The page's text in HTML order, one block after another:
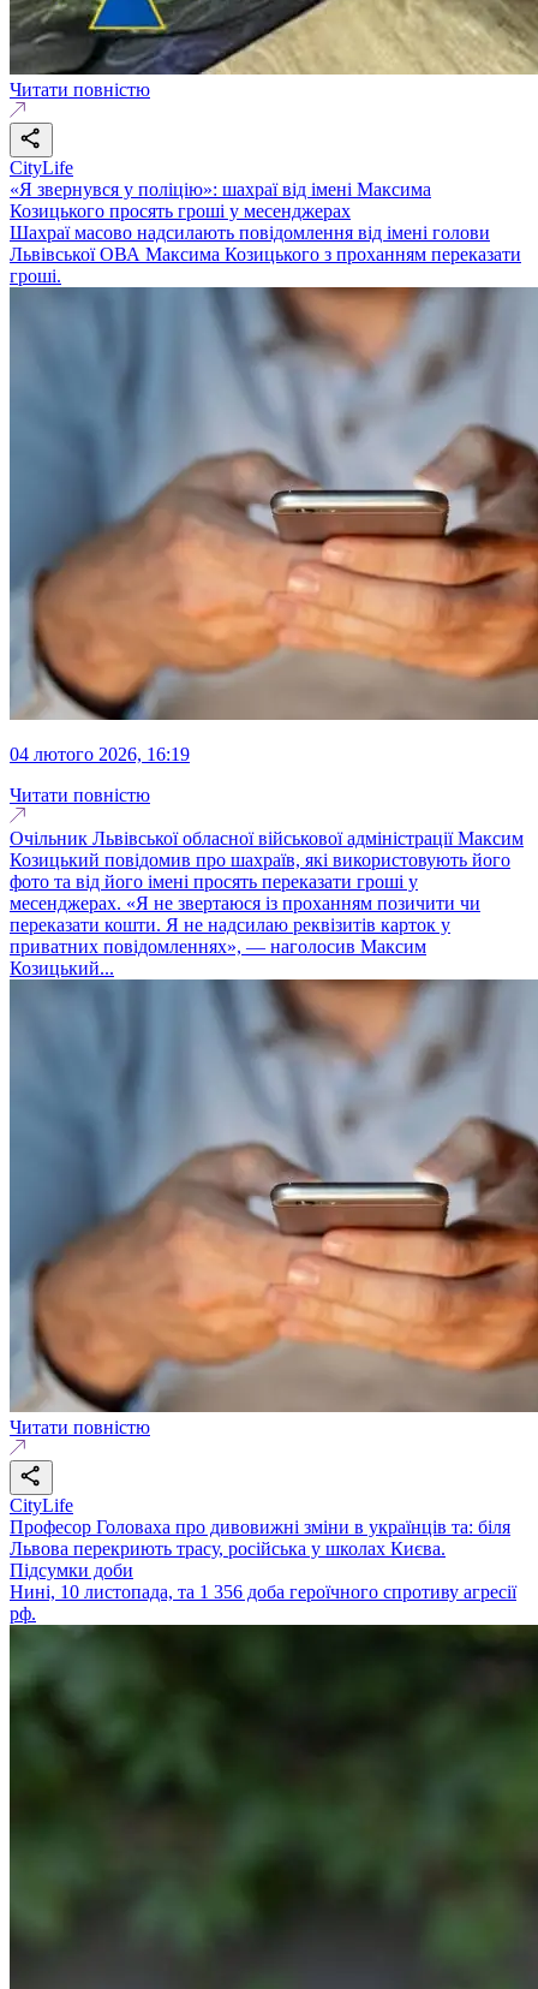
Читати повністю
CityLife
«Я звернувся у поліцію»: шахраї від імені Максима
Козицького просять гроші у месенджерах
Шахраї масово надсилають повідомлення від імені голови
Львівської ОВА Максима Козицького з проханням переказати
гроші.
04 лютого 2026, 16:19
Читати повністю
Очільник Львівської обласної військової адміністрації Максим
Козицький повідомив про шахраїв, які використовують його
фото та від його імені просять переказати гроші у
месенджерах. «Я не звертаюся із проханням позичити чи
переказати кошти. Я не надсилаю реквізитів карток у
приватних повідомленнях», — наголосив Максим
Козицький...
Читати повністю
CityLife
Професор Головаха про дивовижні зміни в українців та: біля
Львова перекриють трасу, російська у школах Києва.
Підсумки доби
Нині, 10 листопада, та 1 356 доба героїчного спротиву агресії
рф.